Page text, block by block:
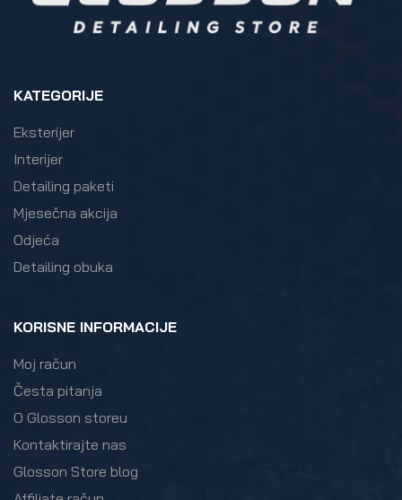
KATEGORIJE
Eksterijer
Interijer
Detailing paketi
Mjesečna akcija
Odjeća
Detailing obuka
KORISNE INFORMACIJE
Moj račun
Česta pitanja
O Glosson storeu
Kontaktirajte nas
Glosson Store blog